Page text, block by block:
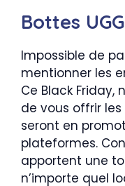
Bottes
Impossible de
mentionner les
Ce Black Friday,
de vous offrir
seront en
plateformes.
apportent une
n’importe quel